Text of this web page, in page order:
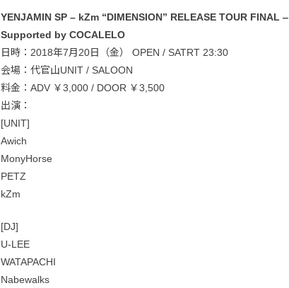
YENJAMIN SP – kZm “DIMENSION” RELEASE TOUR FINAL ‒
Supported by COCALELO
日時：2018年7月20日（金） OPEN / SATRT 23:30
会場：代官山UNIT / SALOON
料金：ADV ￥3,000 / DOOR ￥3,500
出演：
[UNIT]
Awich
MonyHorse
PETZ
kZm
[DJ]
U-LEE
WATAPACHI
Nabewalks